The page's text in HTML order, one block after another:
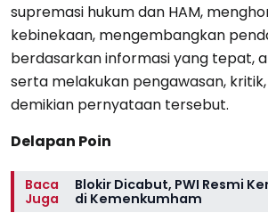
supremasi hukum dan HAM,
kebinekaan, mengembangkan
berdasarkan informasi yang tepat,
serta melakukan pengawasan, kritik,
demikian pernyataan tersebut.
Delapan Poin
Baca
Juga
Blokir Dicabut, PWI Resmi
di Kemenkumham